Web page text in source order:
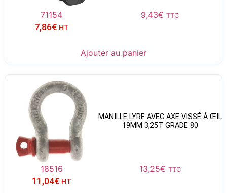
71154 9,43€ TTC
7,86€ HT
Ajouter au panier
MANILLE LYRE AVEC AXE VISSÉ À ŒIL
19MM 3,25T GRADE 80
18516 13,25€ TTC
11,04€ HT